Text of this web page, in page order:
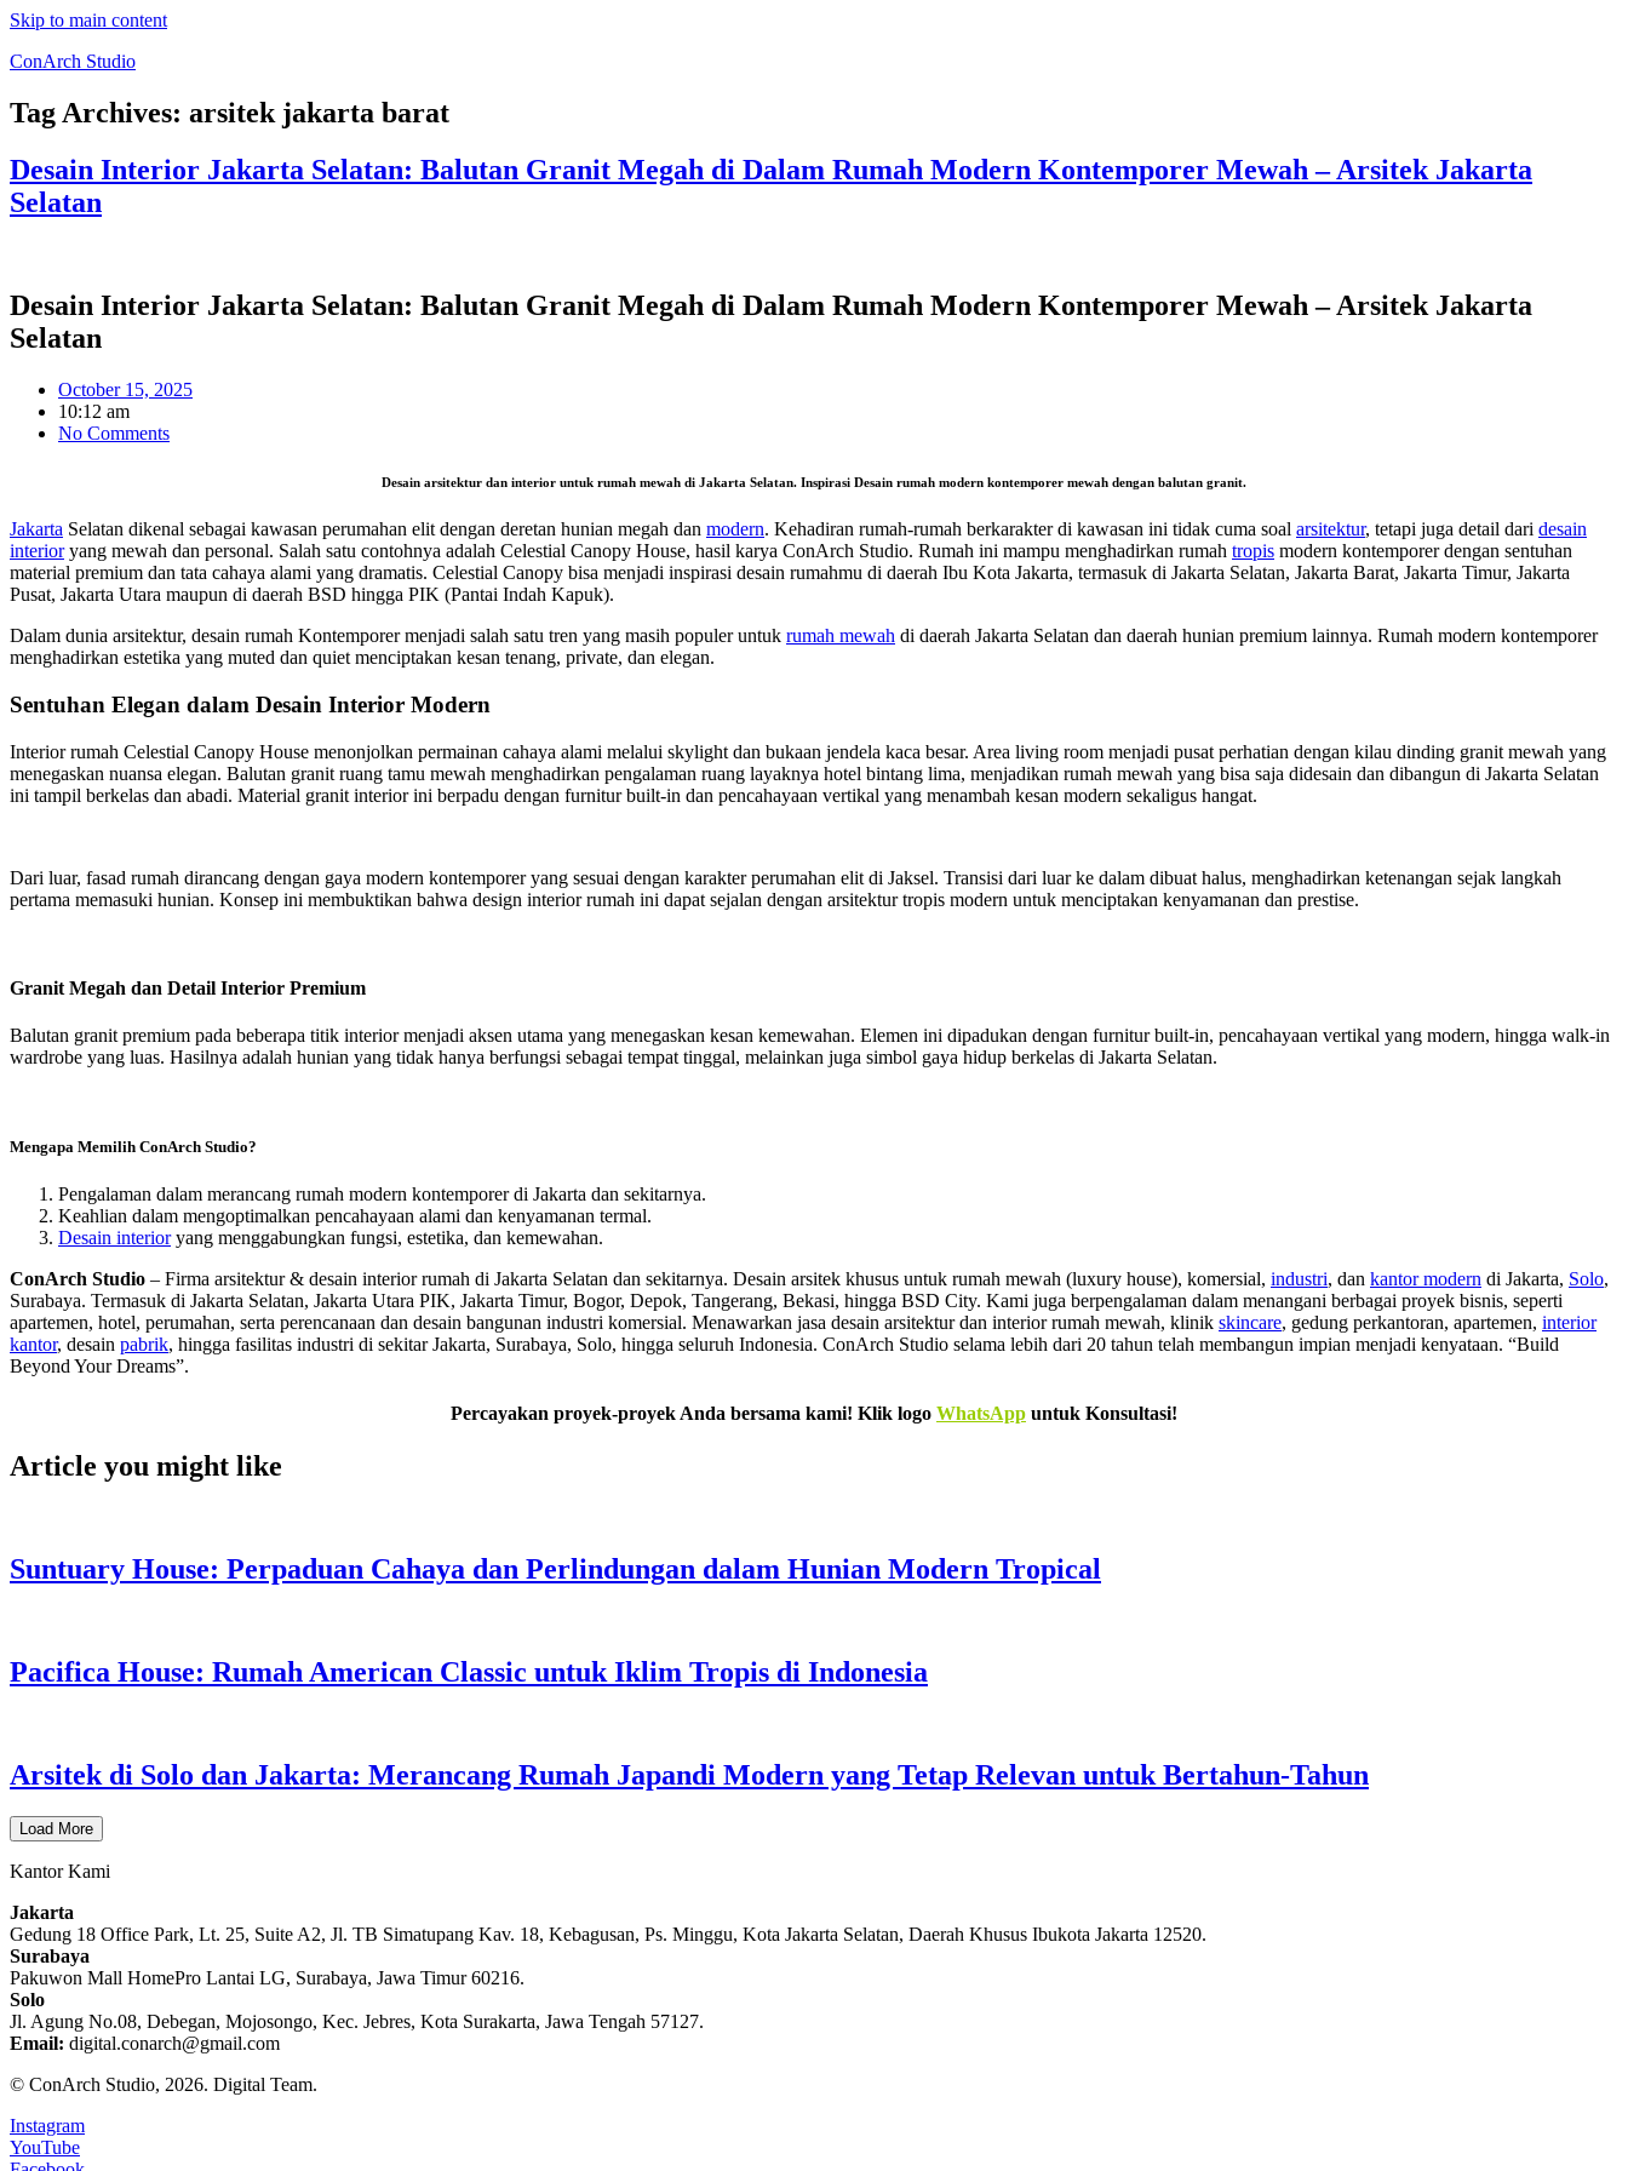
Skip to main content
ConArch Studio
Tag Archives: arsitek jakarta barat
Desain Interior Jakarta Selatan: Balutan Granit Megah di Dalam Rumah Modern Kontemporer Mewah – Arsitek Jakarta
Selatan
Desain Interior Jakarta Selatan: Balutan Granit Megah di Dalam Rumah Modern Kontemporer Mewah – Arsitek Jakarta
Selatan
October 15, 2025
10:12 am
No Comments
Desain arsitektur dan interior untuk rumah mewah di Jakarta Selatan. Inspirasi Desain rumah modern kontemporer mewah dengan balutan granit.
Jakarta Selatan dikenal sebagai kawasan perumahan elit dengan deretan hunian megah dan modern. Kehadiran rumah-rumah berkarakter di kawasan ini tidak cuma soal arsitektur, tetapi juga detail dari desain
interioryang mewah dan personal. Salah satu contohnya adalah Celestial Canopy House, hasil karya ConArch Studio. Rumah ini mampu menghadirkan rumah tropis modern kontemporer dengan sentuhan
material premium dan tata cahaya alami yang dramatis. Celestial Canopy bisa menjadi inspirasi desain rumahmu di daerah Ibu Kota Jakarta, termasuk di Jakarta Selatan, Jakarta Barat, Jakarta Timur, Jakarta
Pusat, Jakarta Utara maupun di daerah BSD hingga PIK (Pantai Indah Kapuk).
Dalam dunia arsitektur, desain rumah Kontemporer menjadi salah satu tren yang masih populer untuk rumah mewah di daerah Jakarta Selatan dan daerah hunian premium lainnya. Rumah modern kontemporer
menghadirkan estetika yang muted dan quiet menciptakan kesan tenang, private, dan elegan.
Sentuhan Elegan dalam Desain Interior Modern
Interior rumah Celestial Canopy House menonjolkan permainan cahaya alami melalui skylight dan bukaan jendela kaca besar. Area living room menjadi pusat perhatian dengan kilau dinding granit mewah yang
menegaskan nuansa elegan. Balutan granit ruang tamu mewah menghadirkan pengalaman ruang layaknya hotel bintang lima, menjadikan rumah mewah yang bisa saja didesain dan dibangun di Jakarta Selatan
ini tampil berkelas dan abadi. Material granit interior ini berpadu dengan furnitur built-in dan pencahayaan vertikal yang menambah kesan modern sekaligus hangat.
Dari luar, fasad rumah dirancang dengan gaya modern kontemporer yang sesuai dengan karakter perumahan elit di Jaksel. Transisi dari luar ke dalam dibuat halus, menghadirkan ketenangan sejak langkah
pertama memasuki hunian. Konsep ini membuktikan bahwa design interior rumah ini dapat sejalan dengan arsitektur tropis modern untuk menciptakan kenyamanan dan prestise.
Granit Megah dan Detail Interior Premium
Balutan granit premium pada beberapa titik interior menjadi aksen utama yang menegaskan kesan kemewahan. Elemen ini dipadukan dengan furnitur built-in, pencahayaan vertikal yang modern, hingga walk-in
wardrobe yang luas. Hasilnya adalah hunian yang tidak hanya berfungsi sebagai tempat tinggal, melainkan juga simbol gaya hidup berkelas di Jakarta Selatan.
Mengapa Memilih ConArch Studio?
Pengalaman dalam merancang rumah modern kontemporer di Jakarta dan sekitarnya.
Keahlian dalam mengoptimalkan pencahayaan alami dan kenyamanan termal.
Desain interioryang menggabungkan fungsi, estetika, dan kemewahan.
ConArch Studio – Firma arsitektur & desain interior rumah di Jakarta Selatan dan sekitarnya. Desain arsitek khusus untuk rumah mewah (luxury house), komersial, industri, dan kantor modern di Jakarta, Solo,
Surabaya. Termasuk di Jakarta Selatan, Jakarta Utara PIK, Jakarta Timur, Bogor, Depok, Tangerang, Bekasi, hingga BSD City. Kami juga berpengalaman dalam menangani berbagai proyek bisnis, seperti
apartemen, hotel, perumahan, serta perencanaan dan desain bangunan industri komersial. Menawarkan jasa desain arsitektur dan interior rumah mewah, klinik skincare, gedung perkantoran, apartemen, interior
kantor, desain pabrik, hingga fasilitas industri di sekitar Jakarta, Surabaya, Solo, hingga seluruh Indonesia. ConArch Studio selama lebih dari 20 tahun telah membangun impian menjadi kenyataan. “Build
Beyond Your Dreams”.
Percayakan proyek-proyek Anda bersama kami! Klik logo WhatsApp untuk Konsultasi!
Article you might like
Suntuary House: Perpaduan Cahaya dan Perlindungan dalam Hunian Modern Tropical
Pacifica House: Rumah American Classic untuk Iklim Tropis di Indonesia
Arsitek di Solo dan Jakarta: Merancang Rumah Japandi Modern yang Tetap Relevan untuk Bertahun-Tahun
Load More
Kantor Kami
Jakarta
Gedung 18 Office Park, Lt. 25, Suite A2, Jl. TB Simatupang Kav. 18, Kebagusan, Ps. Minggu, Kota Jakarta Selatan, Daerah Khusus Ibukota Jakarta 12520.
Surabaya
Pakuwon Mall HomePro Lantai LG, Surabaya, Jawa Timur 60216.
Solo
Jl. Agung No.08, Debegan, Mojosongo, Kec. Jebres, Kota Surakarta, Jawa Tengah 57127.
Email: digital.conarch@gmail.com
© ConArch Studio, 2026. Digital Team.
Instagram
YouTube